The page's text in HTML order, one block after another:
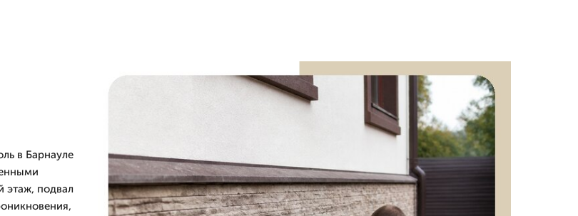
в Барнауле
этаж, подвал